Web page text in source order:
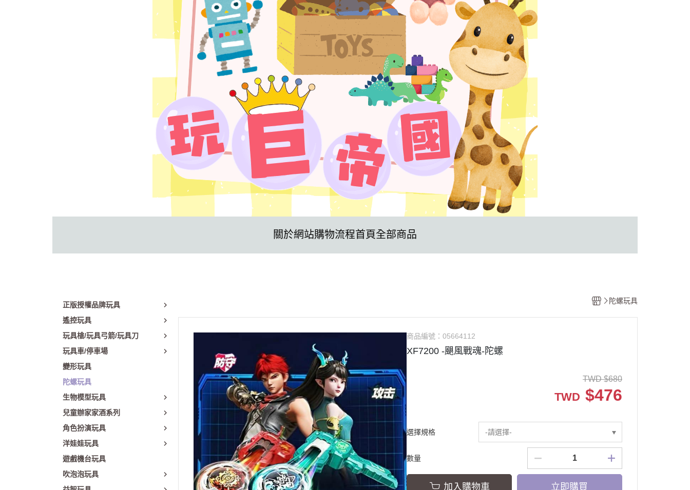
關於網站購物流程首頁全部商品
正版授權品牌玩具
遙控玩具
玩具槍/玩具弓箭/玩具刀
玩具車/停車場
變形玩具
陀螺玩具
生物模型玩具
兒童辦家家酒系列
角色扮演玩具
洋娃娃玩具
遊戲機台玩具
吹泡泡玩具
陀螺玩具
商品編號：05664112
XF7200 -颶風戰魂-陀螺
TWD $680
TWD $476
選擇規格 -請選擇-
數量
加入購物車 立即購買